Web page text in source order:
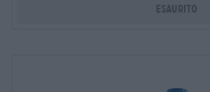
Esaurito